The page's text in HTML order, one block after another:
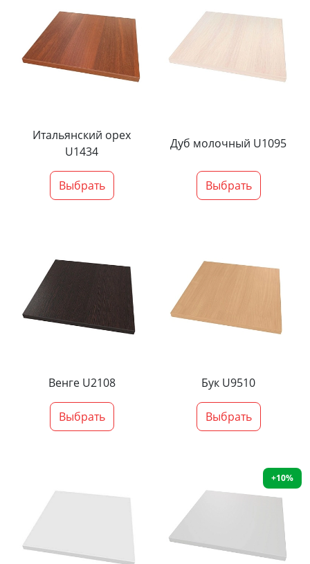
Итальянский орех
U1434
Выбрать
Дуб молочный U1095
Выбрать
Венге U2108
Выбрать
Бук U9510
Выбрать
+10%